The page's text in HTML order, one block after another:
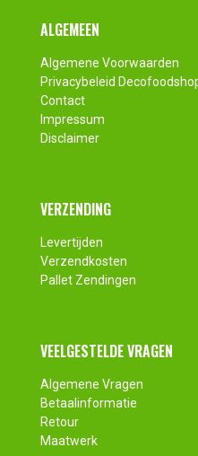
Footer
ALGEMEEN
Algemene Voorwaarden
Privacybeleid
Contact
Impressum
Disclaimer
VERZENDING
Levertijden
Verzendkosten
Pallet Zendingen
VEELGESTELDE VRAGEN
Algemene Vragen
Betaalinformatie
Retour
Maatwerk